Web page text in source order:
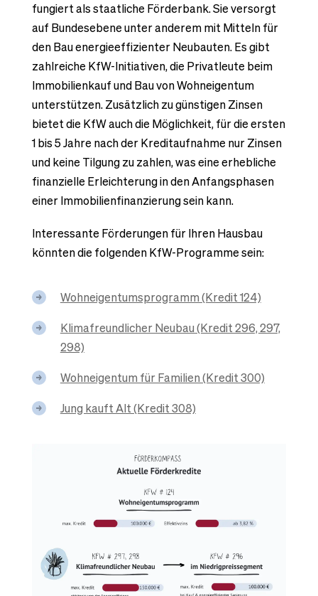
fungiert als staatliche Förderbank. Sie versorgt
auf Bundesebene unter anderem mit Mitteln für
den Bau energieeffizienter Neubauten. Es gibt
zahlreiche KfW-Initiativen, die Privatleute beim
Immobilienkauf und Bau von Wohneigentum
unterstützen. Zusätzlich zu günstigen Zinsen
bietet die KfW auch die Möglichkeit, für die ersten
1 bis 5 Jahre nach der Kreditaufnahme nur Zinsen
und keine Tilgung zu zahlen, was eine erhebliche
finanzielle Erleichterung in den Anfangsphasen
einer Immobilienfinanzierung sein kann.
Interessante Förderungen für Ihren Hausbau
könnten die folgenden KfW-Programme sein:
Wohneigentumsprogramm (Kredit 124)
Klimafreundlicher Neubau (Kredit 296, 297,
298)
Wohneigentum für Familien (Kredit 300)
Jung kauft Alt (Kredit 308)